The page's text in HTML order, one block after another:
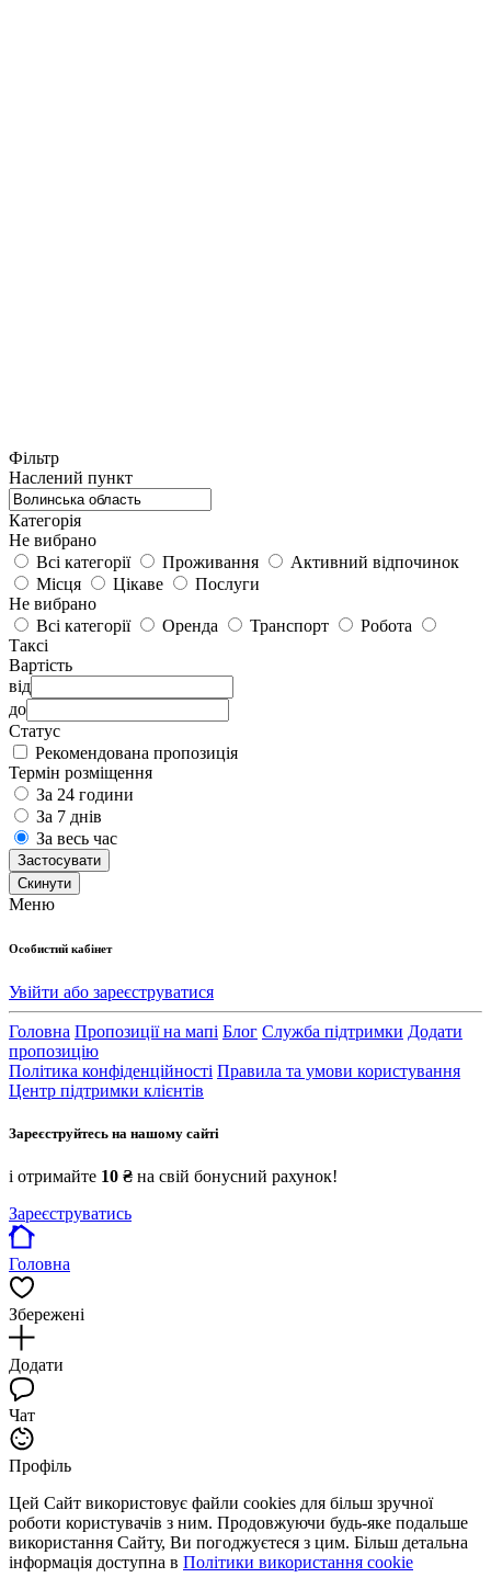
Фільтр
Наслений пункт
Категорія
Не вибрано
Всі категорії
Проживання
Активний відпочинок
Місця
Цікаве
Послуги
Не вибрано
Всі категорії
Оренда Транспорт
Робота
Таксі
Вартість
від
до
Статус
Рекомендована пропозиція
Термін розміщення
За 24 години
За 7 днів
За весь час
Застосувати
Cкинути
Меню
Особистий кабінет
Увійти або зареєструватися
Головна Пропозиції на мапі Блог Служба підтримки Додати
пропозицію
Політика конфіденційності Правила та умови користування
Центр підтримки клієнтів
Зареєструйтесь на нашому сайті
і отримайте 10 ₴ на свій бонусний рахунок!
Зареєструватись
Головна
Збережені
Додати
Чат
Профіль
Цей Сайт використовує файли cookies для більш зручної
роботи користувачів з ним. Продовжуючи будь-яке подальше
використання Сайту, Ви погоджуєтеся з цим. Більш детальна
інформація доступна в Політики використання cookie